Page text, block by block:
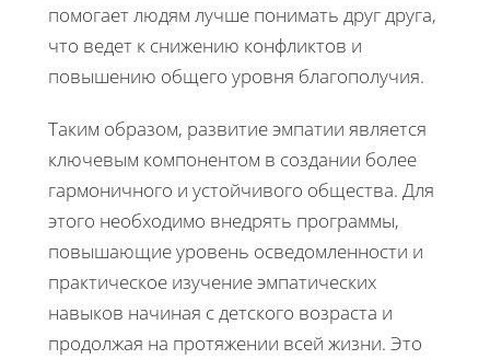
помогает людям лучше понимать друг друга,
что ведет к снижению конфликтов и
повышению общего уровня благополучия.
Таким образом, развитие эмпатии является
ключевым компонентом в создании более
гармоничного и устойчивого общества. Для
этого необходимо внедрять программы,
повышающие уровень осведомленности и
практическое изучение эмпатических
навыков начиная с детского возраста и
продолжая на протяжении всей жизни. Это